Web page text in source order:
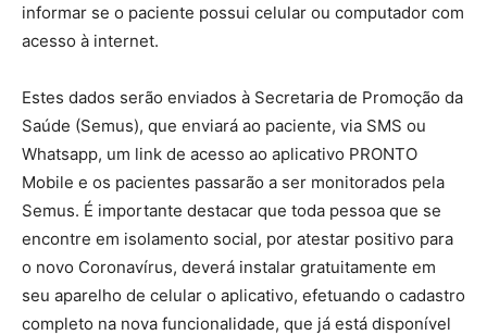
informar se o paciente possui celular ou computador com
acesso à internet.
Estes dados serão enviados à Secretaria de Promoção da
Saúde (Semus), que enviará ao paciente, via SMS ou
Whatsapp, um link de acesso ao aplicativo PRONTO
Mobile e os pacientes passarão a ser monitorados pela
Semus. É importante destacar que toda pessoa que se
encontre em isolamento social, por atestar positivo para
o novo Coronavírus, deverá instalar gratuitamente em
seu aparelho de celular o aplicativo, efetuando o cadastro
completo na nova funcionalidade, que já está disponível